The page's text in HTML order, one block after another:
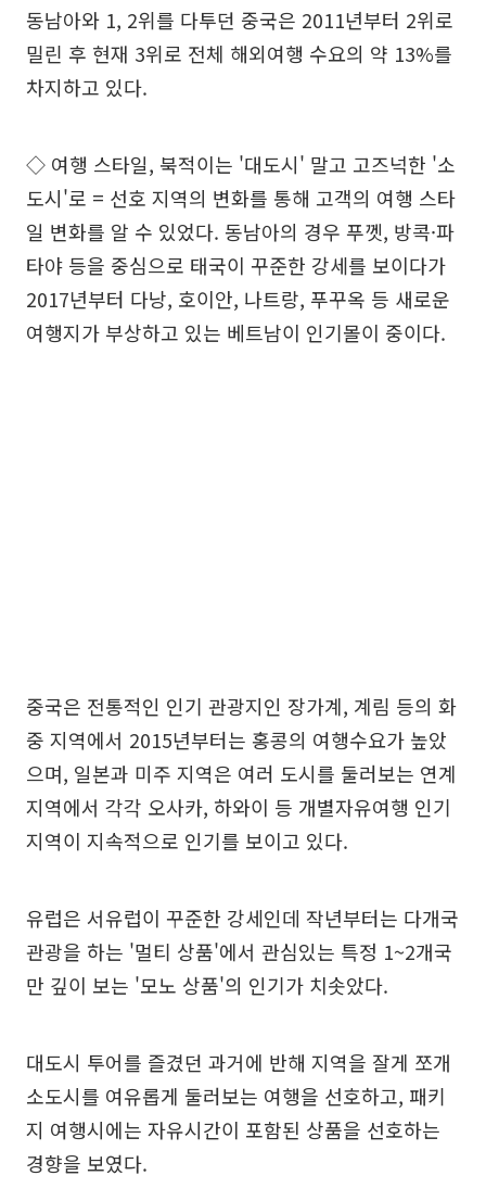
동남아와 1, 2위를 다투던 중국은 2011년부터 2위로
밀린 후 현재 3위로 전체 해외여행 수요의 약 13%를
차지하고 있다.
◇ 여행 스타일, 북적이는 '대도시' 말고 고즈넉한 '소
도시'로 = 선호 지역의 변화를 통해 고객의 여행 스타
일 변화를 알 수 있었다. 동남아의 경우 푸껫, 방콕·파
타야 등을 중심으로 태국이 꾸준한 강세를 보이다가
2017년부터 다낭, 호이안, 나트랑, 푸꾸옥 등 새로운
여행지가 부상하고 있는 베트남이 인기몰이 중이다.
중국은 전통적인 인기 관광지인 장가계, 계림 등의 화
중 지역에서 2015년부터는 홍콩의 여행수요가 높았
으며, 일본과 미주 지역은 여러 도시를 둘러보는 연계
지역에서 각각 오사카, 하와이 등 개별자유여행 인기
지역이 지속적으로 인기를 보이고 있다.
유럽은 서유럽이 꾸준한 강세인데 작년부터는 다개국
관광을 하는 '멀티 상품'에서 관심있는 특정 1~2개국
만 깊이 보는 '모노 상품'의 인기가 치솟았다.
대도시 투어를 즐겼던 과거에 반해 지역을 잘게 쪼개
소도시를 여유롭게 둘러보는 여행을 선호하고, 패키
지 여행시에는 자유시간이 포함된 상품을 선호하는
경향을 보였다.